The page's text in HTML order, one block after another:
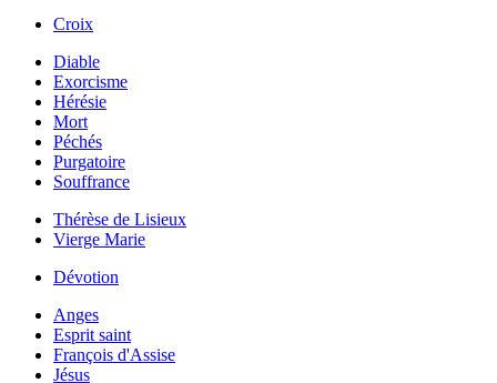
Croix
Diable
Exorcisme
Hérésie
Mort
Péchés
Purgatoire
Souffrance
Thérèse de Lisieux
Vierge Marie
Dévotion
Anges
Esprit saint
François d'Assise
Jésus